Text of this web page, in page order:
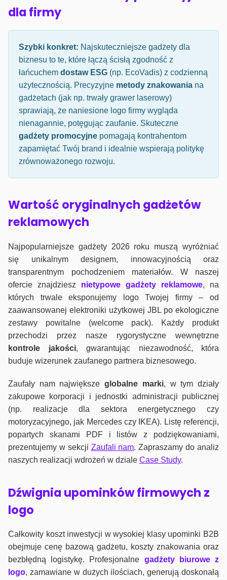
dla firmy
Szybki konkret: Najskuteczniejsze gadżety dla
biznesu to te, które łączą ścisłą zgodność z
łańcuchem dostaw ESG (np. EcoVadis) z codzienną
użytecznością. Precyzyjne metody znakowania na
gadżetach (jak np. trwały grawer laserowy)
sprawiają, że naniesione logo firmy wygląda
nienagannie, potęgując zaufanie. Skuteczne
gadżety promocyjne pomagają kontrahentom
zapamiętać Twój brand i idealnie wspierają politykę
zrównoważonego rozwoju.
Wartość oryginalnych gadżetów
reklamowych
Najpopularniejsze gadżety 2026 roku muszą wyróżniać
się unikalnym designem, innowacyjnością oraz
transparentnym pochodzeniem materiałów. W naszej
ofercie znajdziesz nietypowe gadżety reklamowe, na
których trwale eksponujemy logo Twojej firmy – od
zaawansowanej elektroniki użytkowej JBL po ekologiczne
zestawy powitalne (welcome pack). Każdy produkt
przechodzi przez nasze rygorystyczne wewnętrzne
kontrole jakości, gwarantując niezawodność, która
buduje wizerunek zaufanego partnera biznesowego.
Zaufały nam największeglobalne marki, w tym działy
zakupowe korporacji i jednostki administracji publicznej
(np. realizacje dla sektora energetycznego czy
motoryzacyjnego, jak Mercedes czy IKEA). Listę referencji,
popartych skanami PDF i listów z podziękowaniami,
prezentujemy w sekcji Zaufali nam. Zapraszamy do analiz
naszych realizacji wdrożeń w dziale Case Study.
Dźwignia upominków firmowych z
logo
Całkowity koszt inwestycji w wysokiej klasy upominki B2B
obejmuje cenę bazową gadżetu, koszty znakowania oraz
bezbłędną logistykę. Profesjonalne gadżety biurowe z
logo, zamawiane w dużych ilościach, generują doskonałą